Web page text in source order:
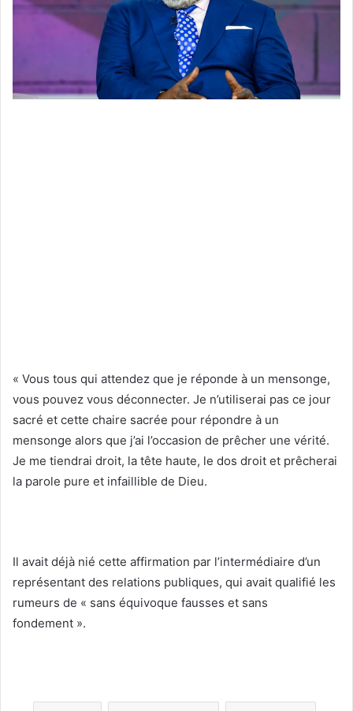
« Vous tous qui attendez que je réponde à un mensonge,
vous pouvez vous déconnecter. Je n’utiliserai pas ce jour
sacré et cette chaire sacrée pour répondre à un
mensonge alors que j’ai l’occasion de prêcher une vérité.
Je me tiendrai droit, la tête haute, le dos droit et prêcherai
la parole pure et infaillible de Dieu.
Il avait déjà nié cette affirmation par l’intermédiaire d’un
représentant des relations publiques, qui avait qualifié les
rumeurs de « sans équivoque fausses et sans
fondement ».